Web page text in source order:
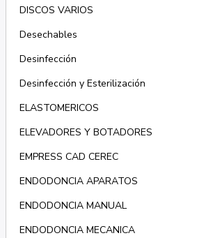
DISCOS VARIOS
Desechables
Desinfección
Desinfección y Esterilización
ELASTOMERICOS
ELEVADORES Y BOTADORES
EMPRESS CAD CEREC
ENDODONCIA APARATOS
ENDODONCIA MANUAL
ENDODONCIA MECANICA